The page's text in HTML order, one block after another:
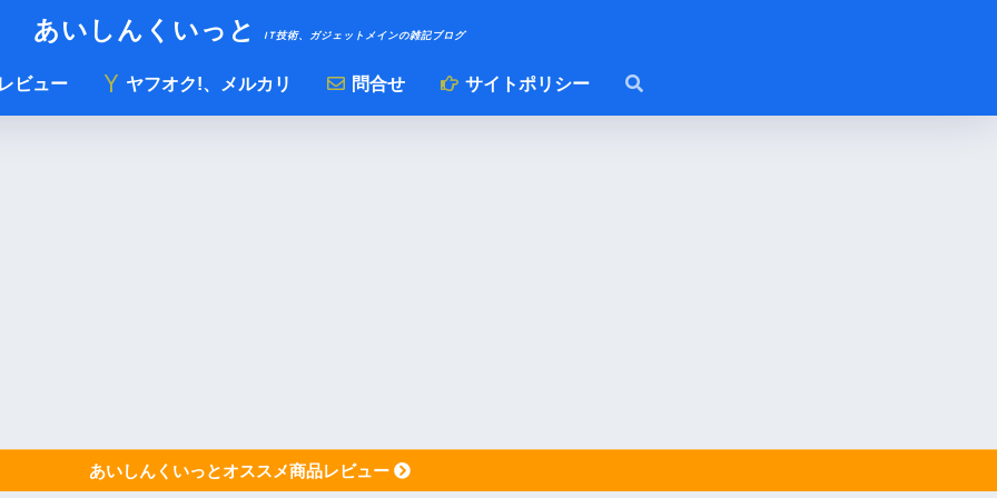
あいしんくいっと IT技術、ガジェットメインの雑記ブログ
ビュー ヤフオク!、メルカリ 問合せ サイトポリシー
あいしんくいっとオススメ商品レビュー